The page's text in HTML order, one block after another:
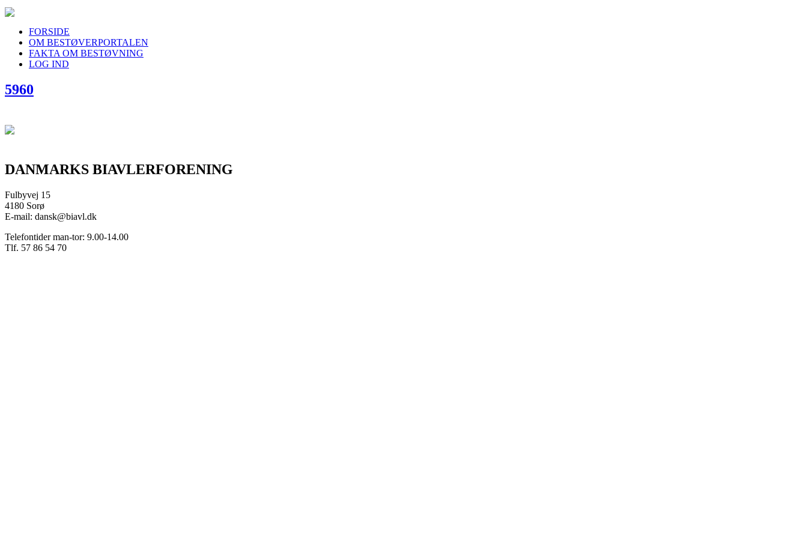
FORSIDE
OM BESTØVERPORTALEN
FAKTA OM BESTØVNING
LOG IND
5960
DANMARKS BIAVLERFORENING
Fulbyvej 15
4180 Sorø
E-mail: dansk@biavl.dk
Telefontider man-tor: 9.00-14.00
Tlf. 57 86 54 70